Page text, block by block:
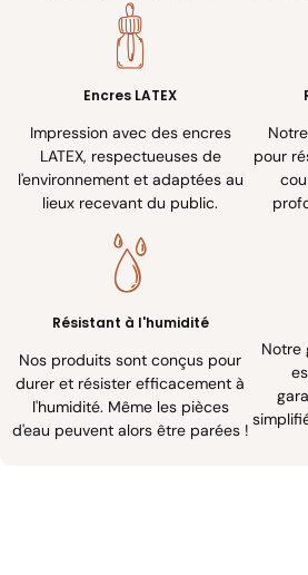
Encres LATEX
Impression avec des encres
LATEX, respectueuses de
l'environnement et adaptées au
lieux recevant du public.
pour
Résistant à l'humidité
Nos produits sont conçus pour
durer et résister efficacement à
l'humidité. Même les pièces
d'eau peuvent alors être parées !
Notre